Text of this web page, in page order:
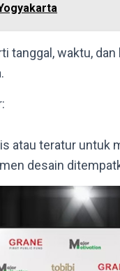
tanggal, waktu,
atau teratur untuk
desain